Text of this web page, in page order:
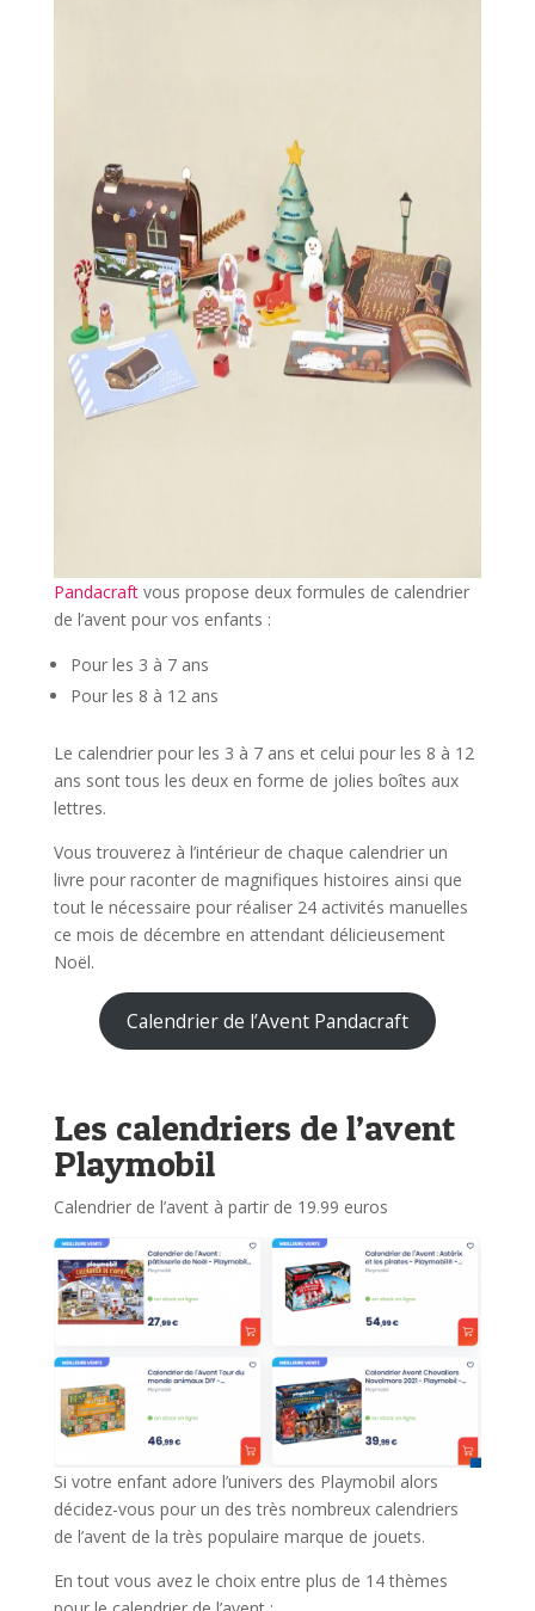
Pandacraftvous propose deux formules de calendrier
de l’avent pour vos enfants :
Pour les 3 à 7 ans
Pour les 8 à 12 ans
Le calendrier pour les 3 à 7 ans et celui pour les 8 à 12
ans sont tous les deux en forme de jolies boîtes aux
lettres.
Vous trouverez à l’intérieur de chaque calendrier un
livre pour raconter de magnifiques histoires ainsi que
tout le nécessaire pour réaliser 24 activités manuelles
ce mois de décembre en attendant délicieusement
Noël.
Calendrier de l’Avent Pandacraft
Les calendriers de l’avent
Playmobil
Calendrier de l’avent à partir de 19.99 euros
Si votre enfant adore l’univers des Playmobil alors
décidez-vous pour un des très nombreux calendriers
de l’avent de la très populaire marque de jouets.
En tout vous avez le choix entre plus de 14 thèmes